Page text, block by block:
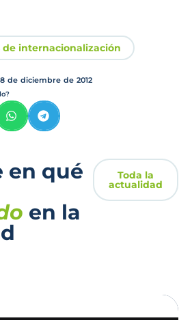
de internacionalización
de diciembre de 2012
en qué
en la
Toda la
actualidad